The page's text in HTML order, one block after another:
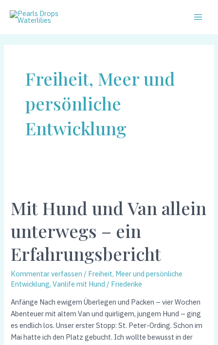
Inhalt
Freiheit, Meer und
persönliche
Entwicklung
Mit Hund und Van allein
unterwegs – ein
Erfahrungsbericht
Kommentar verfassen / Freiheit, Meer und persönliche
Entwicklung,Vanlife mit Hund / Friederike
Anfänge Nach ewigem Überlegen und Packen – vier Wochen
Abenteuer mit altem Van und quirligem, jungem Hund – ging
es endlich los. Unser erster Stopp: St. Peter-Ording. Schon im
Mai hatte ich den Platz gebucht. Ich wollte bewusst in der
und
Van
allein
unterwegs
–
ein
Erfahrungsbericht